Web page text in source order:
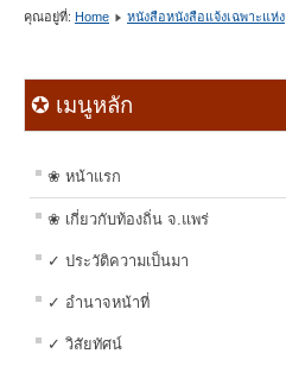
คุณอยู่ที่: Home หนังสือหนังสือแจ้งเฉพาะแห่ง
✪ เมนูหลัก
❀ หน้าแรก
❀ เกี่ยวกับท้องถิ่น จ.แพร่
✓ ประวัติความเป็นมา
✓ อำนาจหน้าที่
✓ วิสัยทัศน์